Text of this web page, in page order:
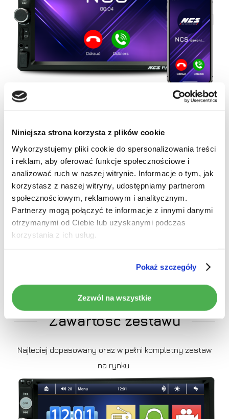
Niniejsza strona korzysta z plików cookie
Wykorzystujemy pliki cookie do spersonalizowania treści
i reklam, aby oferować funkcje społecznościowe i
analizować ruch w naszej witrynie. Informacje o tym, jak
korzystasz z naszej witryny, udostępniamy partnerom
społecznościowym, reklamowym i analitycznym.
Partnerzy mogą połączyć te informacje z innymi danymi
otrzymanymi od Ciebie lub uzyskanymi podczas
korzystania z ich usług.
Pokaż szczegóły
Zezwól na wszystkie
Brak produktów w koszyku.
Idź do sklepu
Wybierz swoje kolory!
Dopasuj podświetlenie klawiszy radia do własnego
gustu, aż 7 kolorów podświetlenia do wyboru!
Zawartość zestawu
Najlepiej dopasowany oraz w pełni kompletny zestaw
na rynku.